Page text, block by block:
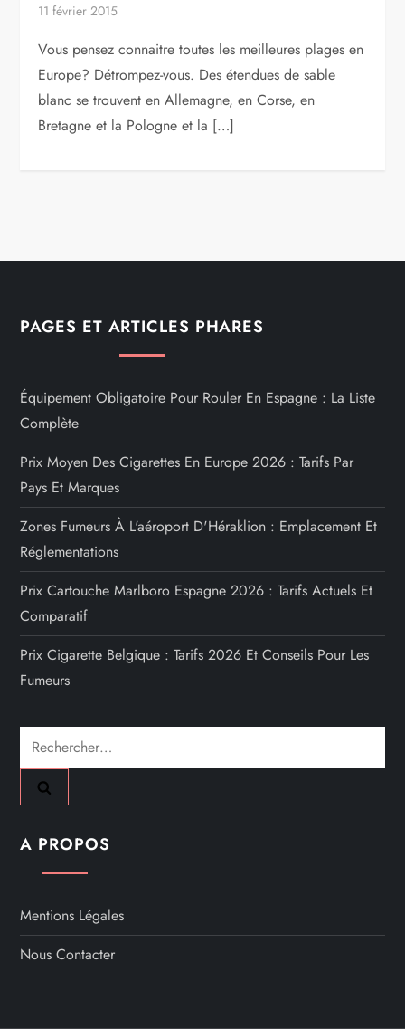
11 février 2015
Vous pensez connaitre toutes les meilleures plages en
Europe? Détrompez-vous. Des étendues de sable
blanc se trouvent en Allemagne, en Corse, en
Bretagne et la Pologne et la […]
PAGES ET ARTICLES PHARES
Équipement Obligatoire Pour Rouler En Espagne : La Liste
Complète
Prix Moyen Des Cigarettes En Europe 2026 : Tarifs Par
Pays Et Marques
Zones Fumeurs À L'aéroport D'Héraklion : Emplacement Et
Réglementations
Prix Cartouche Marlboro Espagne 2026 : Tarifs Actuels Et
Comparatif
Prix Cigarette Belgique : Tarifs 2026 Et Conseils Pour Les
Fumeurs
Rechercher :
A PROPOS
Mentions Légales
Nous Contacter